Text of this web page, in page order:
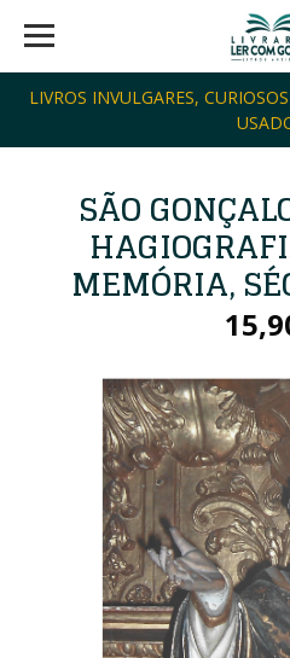
LIVROS INVULGARES,
SÃO
MEMÓRIA,